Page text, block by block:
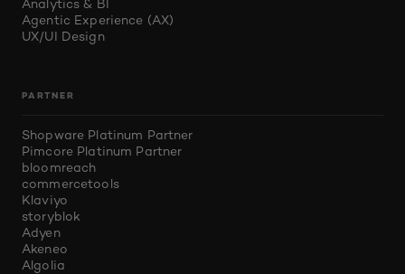
Analytics & BI
Agentic Experience (AX)
UX/UI Design
PARTNER
Shopware Platinum Partner
Pimcore Platinum Partner
bloomreach
commercetools
Klaviyo
storyblok
Adyen
Akeneo
Algolia